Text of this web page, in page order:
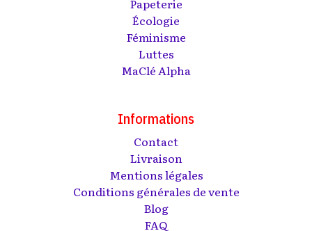
Papeterie
Écologie
Féminisme
Luttes
MaClé Alpha
Informations
Contact
Livraison
Mentions légales
Conditions générales de vente
Blog
FAQ